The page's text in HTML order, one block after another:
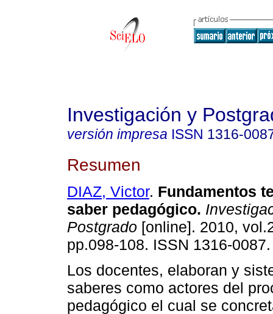
Investigación y
versión impresa ISSN 1316-
Resumen
DIAZ, Victor. Fundamentos
saber pedagógico.
Postgrado [online]. 2010,
pp.098-108. ISSN 1316-0087.
Los docentes, elaboran y
saberes como actores del
pedagógico el cual se